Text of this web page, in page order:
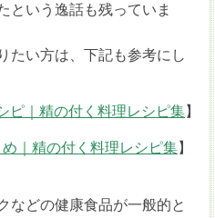
という逸話も残っていま
たい方は、下記も参考にし
ピ｜精の付く料理レシピ集】
｜精の付く料理レシピ集】
などの健康食品が一般的と